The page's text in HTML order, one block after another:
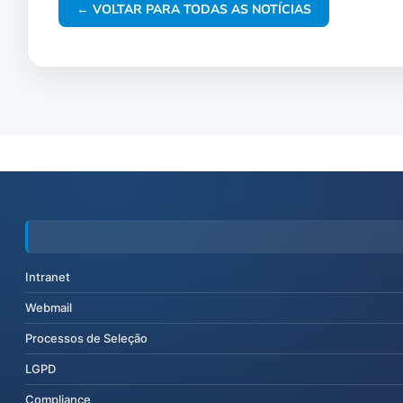
← VOLTAR PARA TODAS AS NOTÍCIAS
Intranet
Webmail
Processos de Seleção
LGPD
Compliance